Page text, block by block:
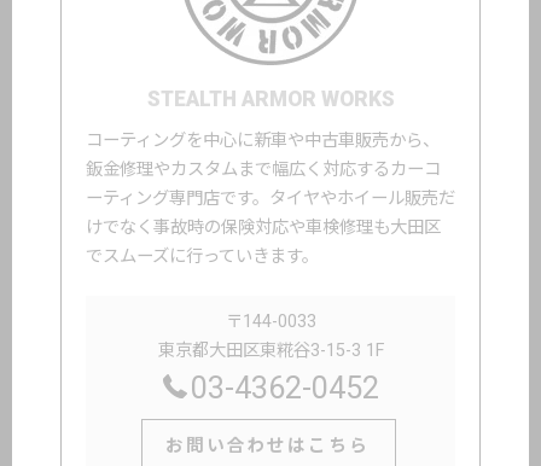
STEALTH ARMOR WORKS
コーティングを中心に新車や中古車販売から、
鈑金修理やカスタムまで幅広く対応するカーコ
ーティング専門店です。タイヤやホイール販売だ
けでなく事故時の保険対応や車検修理も大田区
でスムーズに行っていきます。
〒144-0033
東京都大田区東糀谷3-15-3 1F
03-4362-0452
お問い合わせはこちら